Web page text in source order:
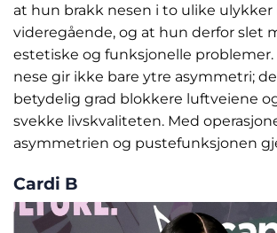
at hun brakk nesen i to ulike ulykker
videregående, og at hun derfor slet
estetiske og funksjonelle
nese gir ikke bare ytre asymmetri;
betydelig grad blokkere luftveiene
svekke livskvaliteten. Med
asymmetrien og puste­funksjonen
Cardi B